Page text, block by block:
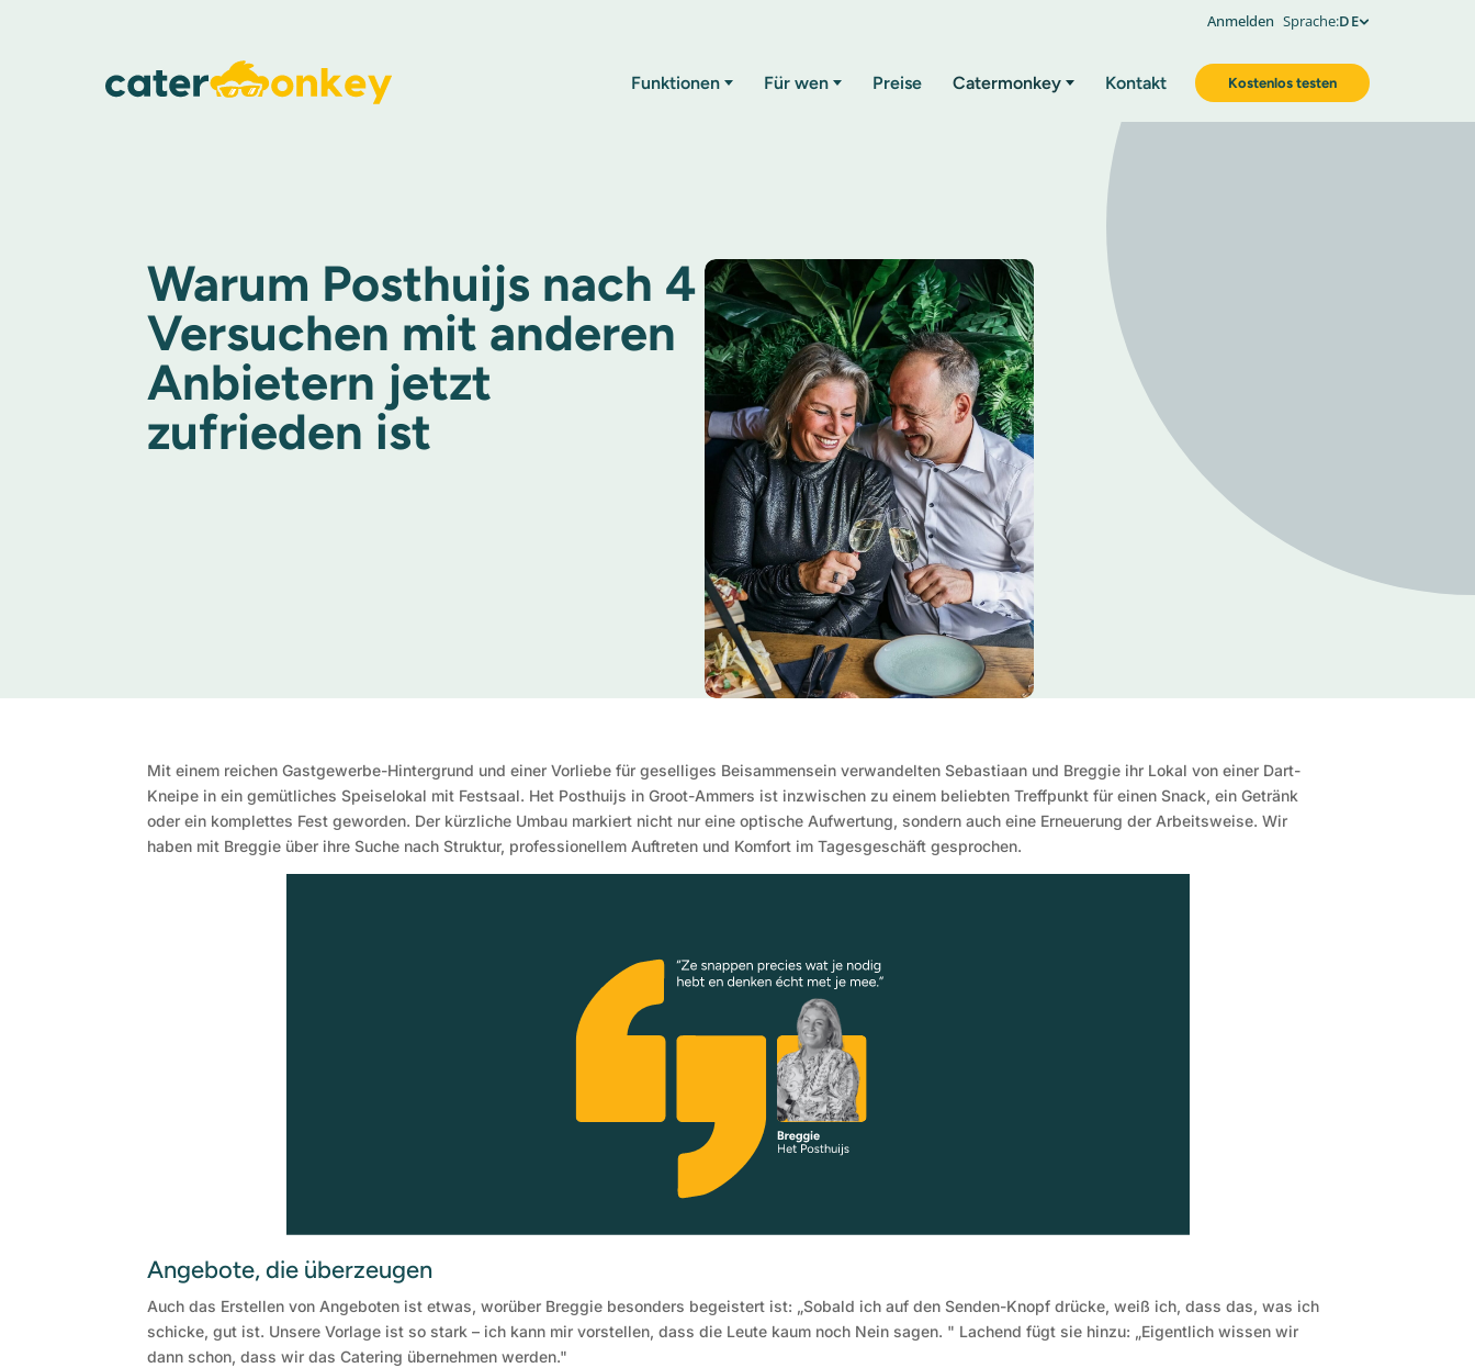
Anmelden Sprache:DE
Funktionen Für wen Preise Catermonkey Kontakt Kostenlos testen
Warum Posthuijs nach 4
Versuchen mit anderen
Anbietern jetzt
zufrieden ist
Mit einem reichen Gastgewerbe-Hintergrund und einer Vorliebe für geselliges Beisammensein verwandelten Sebastiaan und Breggie ihr Lokal von einer Dart-
Kneipe in ein gemütliches Speiselokal mit Festsaal. Het Posthuijs in Groot-Ammers ist inzwischen zu einem beliebten Treffpunkt für einen Snack, ein Getränk
oder ein komplettes Fest geworden. Der kürzliche Umbau markiert nicht nur eine optische Aufwertung, sondern auch eine Erneuerung der Arbeitsweise. Wir
haben mit Breggie über ihre Suche nach Struktur, professionellem Auftreten und Komfort im Tagesgeschäft gesprochen.
Angebote, die überzeugen
Auch das Erstellen von Angeboten ist etwas, worüber Breggie besonders begeistert ist: „Sobald ich auf den Senden-Knopf drücke, weiß ich, dass das, was ich
schicke, gut ist. Unsere Vorlage ist so stark – ich kann mir vorstellen, dass die Leute kaum noch Nein sagen. " Lachend fügt sie hinzu: „Eigentlich wissen wir
dann schon, dass wir das Catering übernehmen werden."